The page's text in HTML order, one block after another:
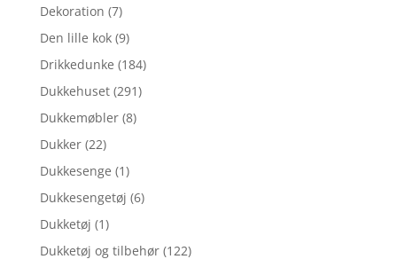
Dekoration (7)
Den lille kok (9)
Drikkedunke (184)
Dukkehuset (291)
Dukkemøbler (8)
Dukker (22)
Dukkesenge (1)
Dukkesengetøj (6)
Dukketøj (1)
Dukketøj og tilbehør (122)